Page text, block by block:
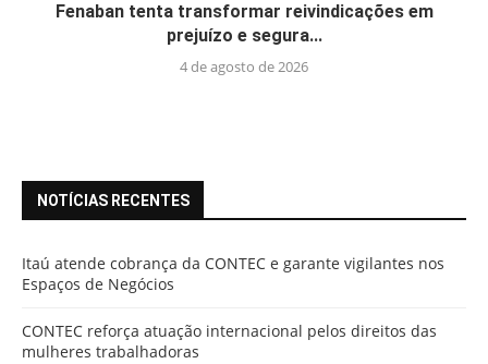
Fenaban tenta transformar reivindicações em
prejuízo e segura...
4 de agosto de 2026
NOTÍCIAS RECENTES
Itaú atende cobrança da CONTEC e garante vigilantes nos
Espaços de Negócios
CONTEC reforça atuação internacional pelos direitos das
mulheres trabalhadoras